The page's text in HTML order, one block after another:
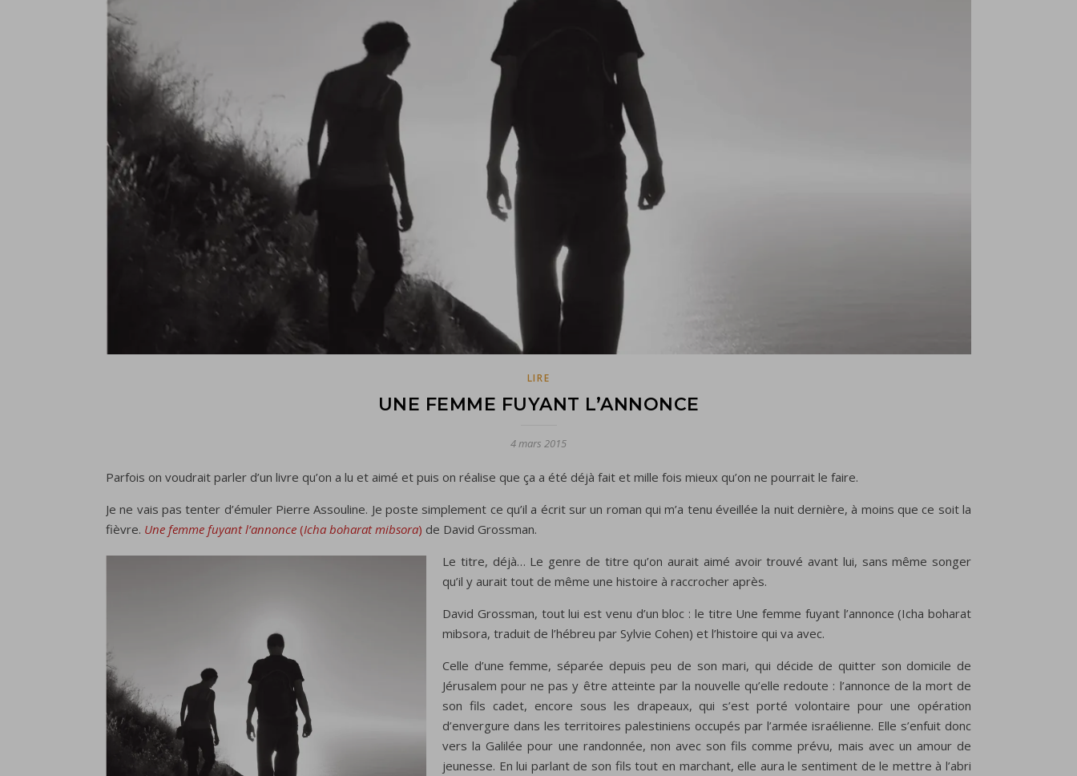
LIRE
UNE FEMME FUYANT L’ANNONCE
4 mars 2015
Parfois on voudrait parler d’un livre qu’on a lu et aimé et puis on réalise que ça a été déjà fait et mille fois mieux qu’on ne pourrait le faire.
Je ne vais pas tenter d’émuler Pierre Assouline. Je poste simplement ce qu’il a écrit sur un roman qui m’a tenu éveillée la nuit dernière, à moins que ce soit la
fièvre. Une femme fuyant l’annonce (Icha boharat mibsora) de David Grossman.
Le titre, déjà… Le genre de titre qu’on aurait aimé avoir trouvé avant lui, sans même songer
qu’il y aurait tout de même une histoire à raccrocher après.
David Grossman, tout lui est venu d’un bloc : le titre Une femme fuyant l’annonce (Icha boharat
mibsora, traduit de l’hébreu par Sylvie Cohen) et l’histoire qui va avec.
Celle d’une femme, séparée depuis peu de son mari, qui décide de quitter son domicile de
Jérusalem pour ne pas y être atteinte par la nouvelle qu’elle redoute : l’annonce de la mort de
son fils cadet, encore sous les drapeaux, qui s’est porté volontaire pour une opération
d’envergure dans les territoires palestiniens occupés par l’armée israélienne. Elle s’enfuit donc
vers la Galilée pour une randonnée, non avec son fils comme prévu, mais avec un amour de
jeunesse. En lui parlant de son fils tout en marchant, elle aura le sentiment de le mettre à l’abri